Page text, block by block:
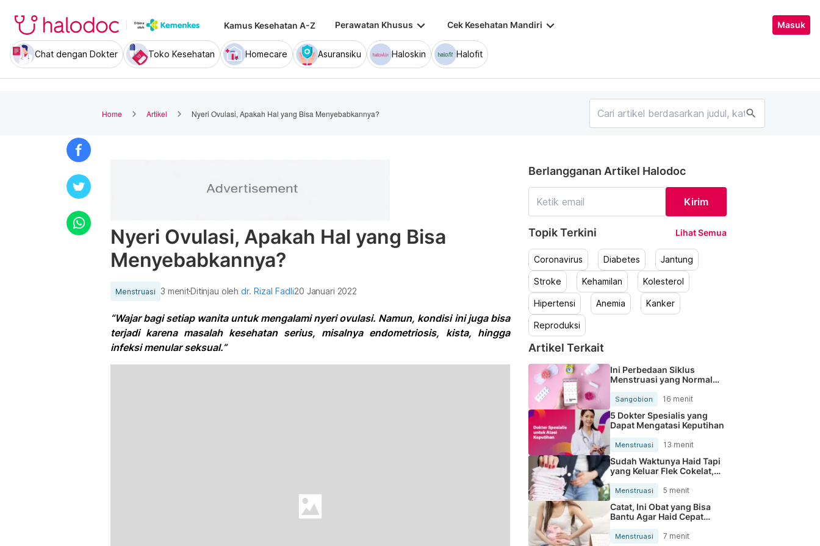
Kamus Kesehatan A-Z Perawatan Khusus keyboard_arrow_down Cek Kesehatan Mandiri keyboard_arrow_down Masuk
Chat dengan Dokter Toko Kesehatan Homecare Asuransiku Haloskin Halofit
Home Artikel Nyeri Ovulasi, Apakah Hal yang Bisa Menyebabkannya? search
Nyeri Ovulasi, Apakah Hal yang Bisa
Menyebabkannya?
Menstruasi 3 menitDitinjau olehdr. Rizal Fadli20 Januari 2022
“Wajar bagi setiap wanita untuk mengalami nyeri ovulasi. Namun, kondisi ini juga bisa
terjadi karena masalah kesehatan serius, misalnya endometriosis, kista, hingga
infeksi menular seksual.”
Berlangganan Artikel Halodoc
Kirim
Topik Terkini Lihat Semua
Coronavirus Diabetes Jantung
Stroke Kehamilan Kolesterol
Hipertensi Anemia Kanker
Reproduksi
Artikel Terkait
Ini Perbedaan Siklus
Menstruasi yang Normal
Sangobion 16 menit
5 Dokter Spesialis yang
Dapat Mengatasi Keputihan
Menstruasi 13 menit
Sudah Waktunya Haid Tapi
yang Keluar Flek Cokelat,
Bahayakah?
Menstruasi 5 menit
Catat, Ini Obat yang Bisa
Bantu Agar Haid Cepat
Menstruasi 7 menit